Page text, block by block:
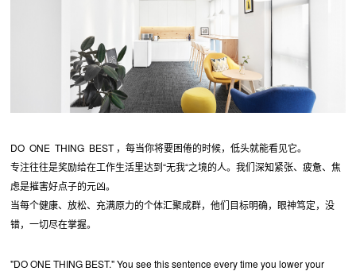
DO ONE THING BEST ，每当你将要困倦的时候，低头就能看见它。
专注往往是奖励给在工作生活里达到“无我“之境的人。我们深知紧张、疲惫、焦
虑是摧害好点子的元凶。
当每个健康、放松、充满原力的个体汇聚成群，他们目标明确，眼神笃定，没
错，一切尽在掌握。
"DO ONE THING BEST." You see this sentence every time you lower your